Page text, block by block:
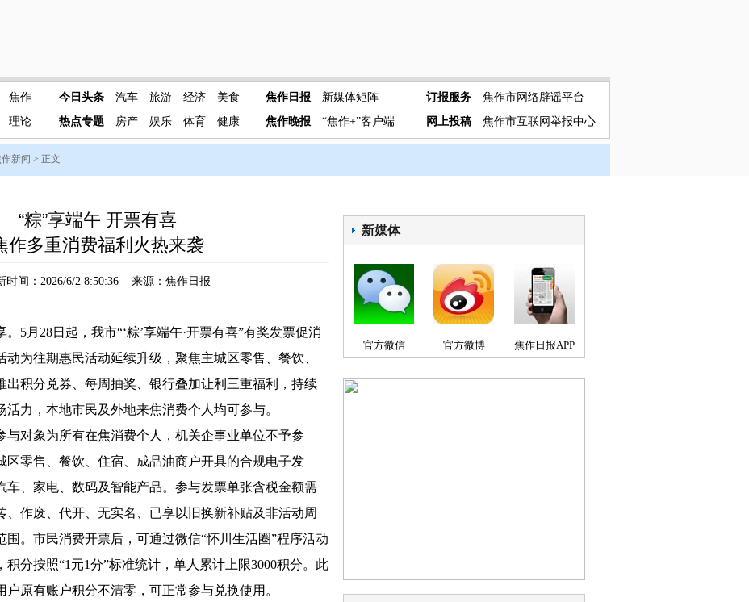
焦作
理论
今日头条 汽车 旅游 经济
美食
热点专题
房产 娱乐 体育 健康
焦作日报
新媒体矩阵
焦作晚报
“焦作+”客户端
订报服务
焦作市网络辟谣平台
网上投稿
焦作市互联网举报中心
新闻 > 正文
新媒体
官方微信 官方微博 焦作日报APP
“粽”享端午 开票有喜
作多重消费福利火热来袭
时间：2026/6/2 8:50:36 来源：焦作日报
月28日起，我市“‘粽’享端午·开票有喜”有奖发票促消
动为往期惠民活动延续升级，聚焦主城区零售、餐饮、
出积分兑券、每周抽奖、银行叠加让利三重福利，持续
力，本地市民及外地来焦消费个人均可参与。
对象为所有在焦消费个人，机关企事业单位不予参
区零售、餐饮、住宿、成品油商户开具的合规电子发
车、家电、数码及智能产品。参与发票单张含税金额需
、作废、代开、无实名、已享以旧换新补贴及非活动周
围。市民消费开票后，可通过微信“怀川生活圈”程序活动
分按照“1元1分”标准统计，单人累计上限3000积分。此
原有账户积分不清零，可正常参与兑换使用。